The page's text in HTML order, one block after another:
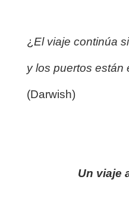
¿ El viaje continúa
y los puertos están
(Darwish)
Un viaje